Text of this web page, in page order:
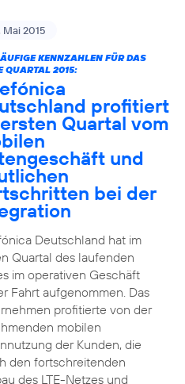
Mai 2015
KENNZAHLEN FÜR DAS
QUARTAL 2015:
profitiert
Quartal vom
und
bei der
Deutschland hat im
Quartal des laufenden
im operativen Geschäft
Fahrt aufgenommen. Das
profitierte von der
mobilen
der Kunden, die
den fortschreitenden
des LTE-Netzes und